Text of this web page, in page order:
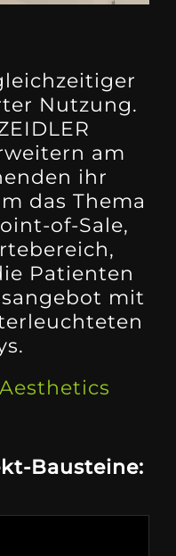
Nutzung.
am
ihr
das Thema
of-Sale,
Patienten
mit
Bausteine: